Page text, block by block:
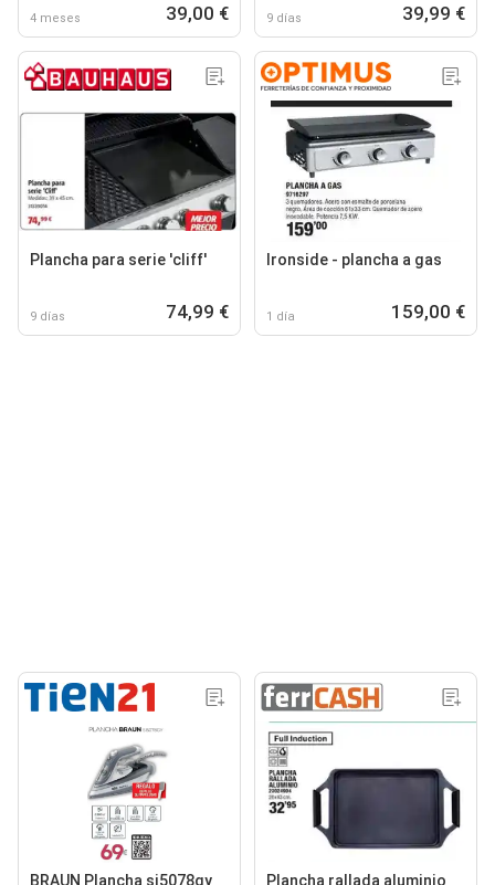
4 meses 39,00 € 9 días 39,99 €
Plancha para serie 'cliff'
9 días 74,99 €
Ironside - plancha a gas
1 día 159,00 €
BRAUN Plancha si5078gy Plancha rallada aluminio